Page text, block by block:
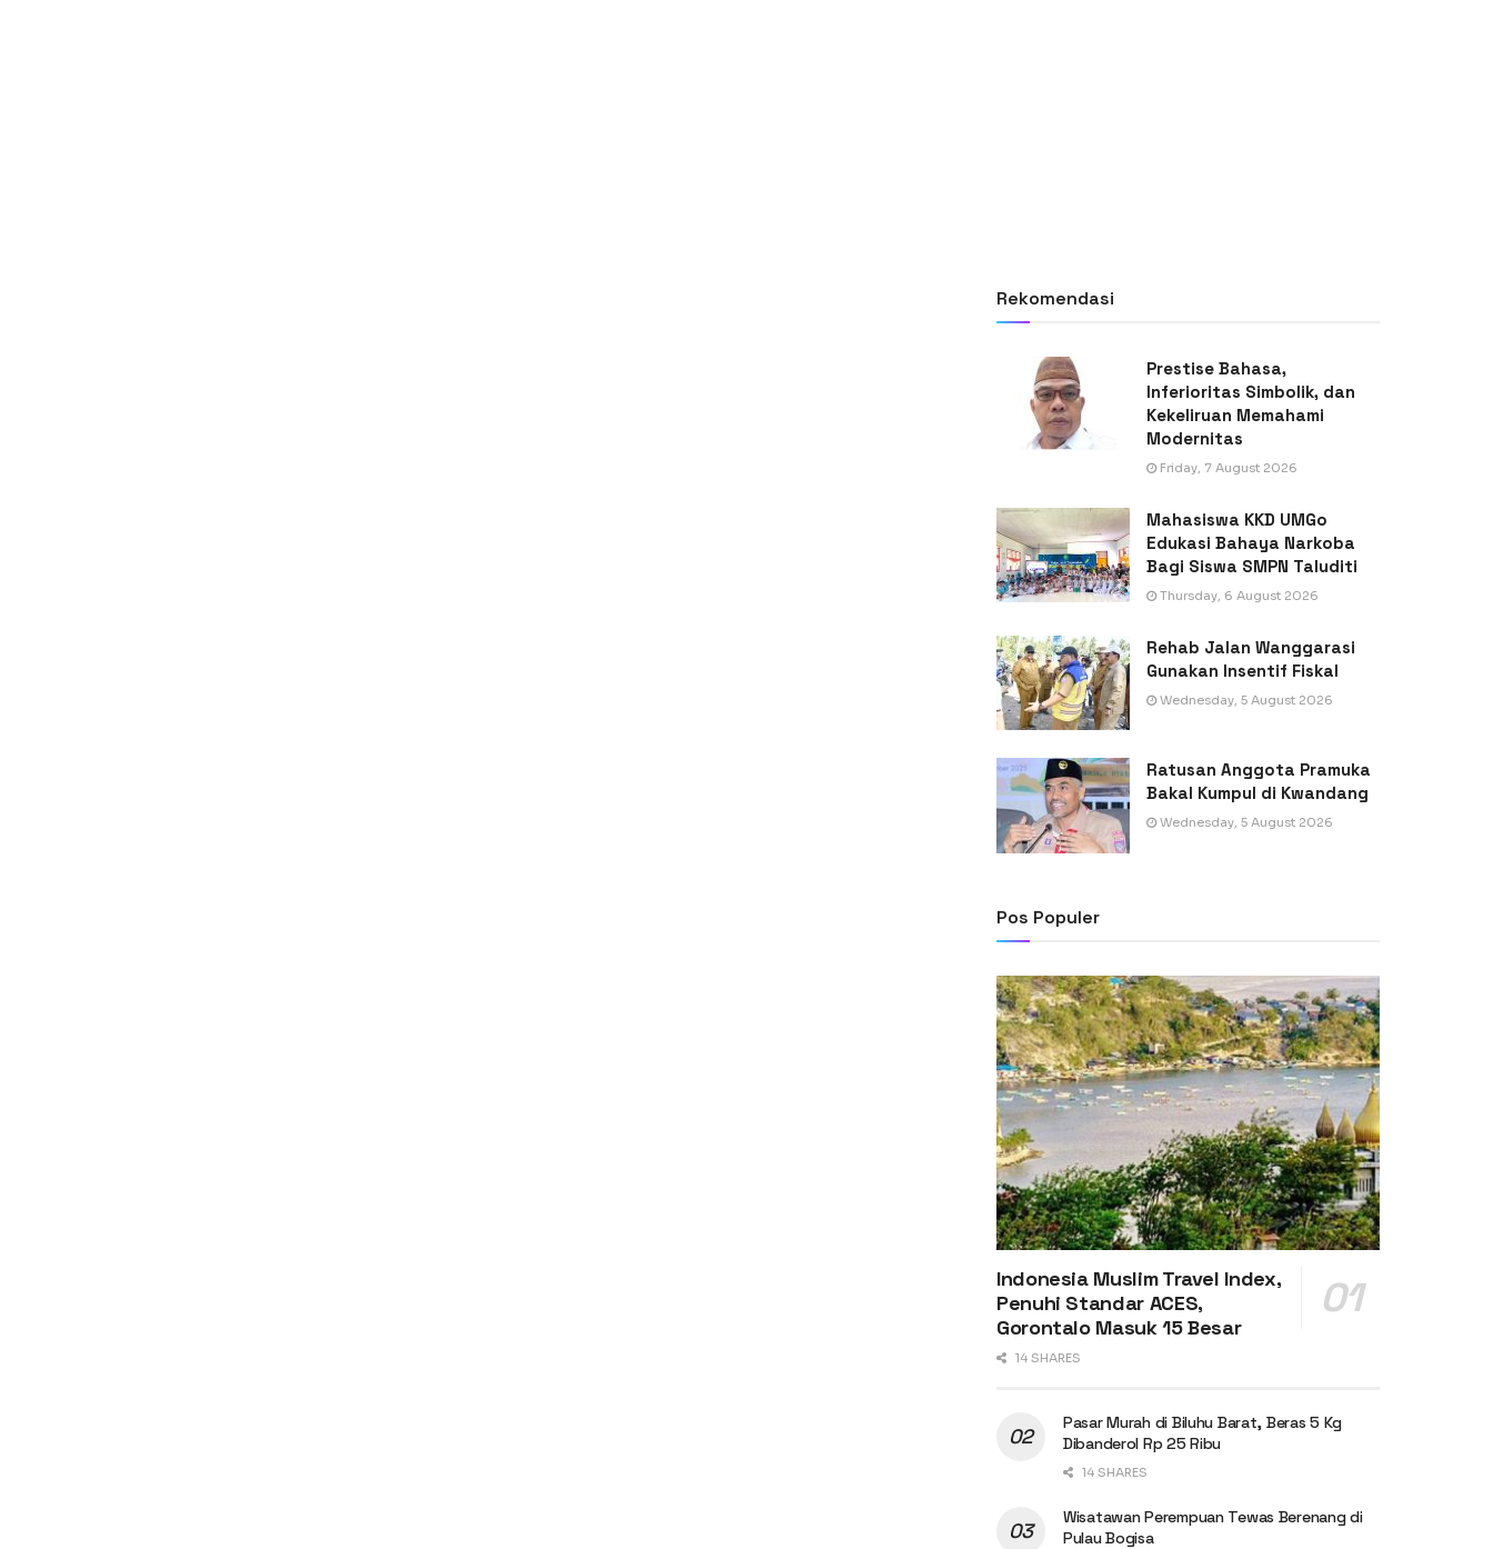
Rekomendasi
Prestise Bahasa,
Inferioritas Simbolik, dan
Kekeliruan Memahami
Modernitas
Friday, 7 August 2026
Mahasiswa KKD UMGo
Edukasi Bahaya Narkoba
Bagi Siswa SMPN Taluditi
Thursday, 6 August 2026
Rehab Jalan Wanggarasi
Gunakan Insentif Fiskal
Wednesday, 5 August 2026
Ratusan Anggota Pramuka
Bakal Kumpul di Kwandang
Wednesday, 5 August 2026
Pos Populer
Indonesia Muslim Travel Index,
Penuhi Standar ACES,
Gorontalo Masuk 15 Besar
14 SHARES
Pasar Murah di Biluhu Barat, Beras 5 Kg
Dibanderol Rp 25 Ribu
14 SHARES
Wisatawan Perempuan Tewas Berenang di
Pulau Bogisa